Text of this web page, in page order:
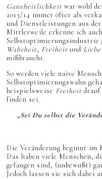
Ganzheitlichkeit war wohl
2013/14 immer öfter als
und Dienstleistungen aus
Mittlerweile erkenne ich
Selbstoptimierungsindustrie
Wahrheit, Freiheit und Liebe
mißbraucht.
So werden viele naive
Selbstoptimierungswahn
beispielsweise Freiheit
finden sei.
„Sei Du selbst die
Die Veränderung beginnt
Das haben viele Menschen,
gefangen sind, (unbewußt)
Jedoch lassen sie sich dabei